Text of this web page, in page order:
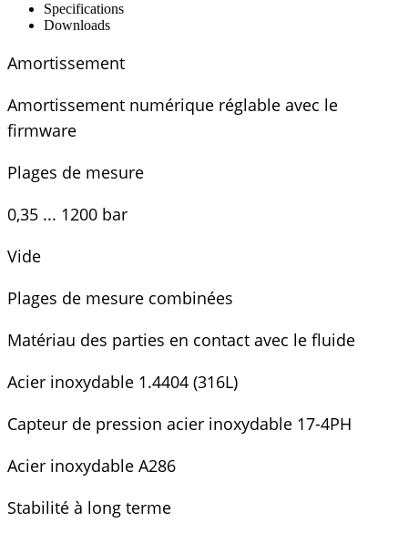
Specifications
Downloads
Amortissement
Amortissement numérique réglable avec le
firmware
Plages de mesure
0,35 ... 1200 bar
Vide
Plages de mesure combinées
Matériau des parties en contact avec le fluide
Acier inoxydable 1.4404 (316L)
Capteur de pression acier inoxydable 17-4PH
Acier inoxydable A286
Stabilité à long terme